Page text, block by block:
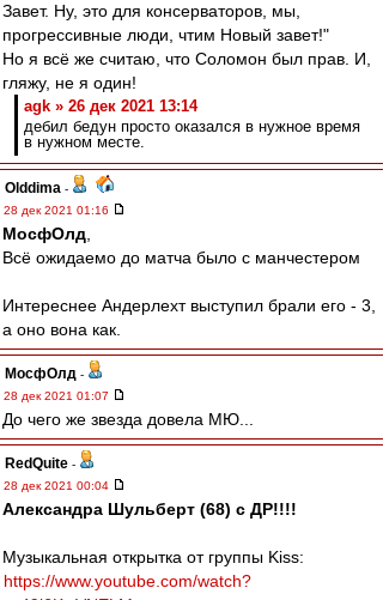
Завет. Ну, это для консерваторов, мы,
прогрессивные люди, чтим Новый завет!"
Но я всё же считаю, что Соломон был прав. И,
гляжу, не я один!
agk » 26 дек 2021 13:14
дебил бедун просто оказался в нужное время
в нужном месте.
Olddima -
28 дек 2021 01:16
МосфОлд
Всё ожидаемо до матча было с манчестером
Интереснее Андерлехт выступил брали его - 3,
а оно вона как.
МосфОлд -
28 дек 2021 01:07
До чего же звезда довела МЮ...
RedQuite -
28 дек 2021 00:04
Александра Шульберт (68) с ДР!!!!
Музыкальная открытка от группы Kiss:
https://www.youtube.com/watch?